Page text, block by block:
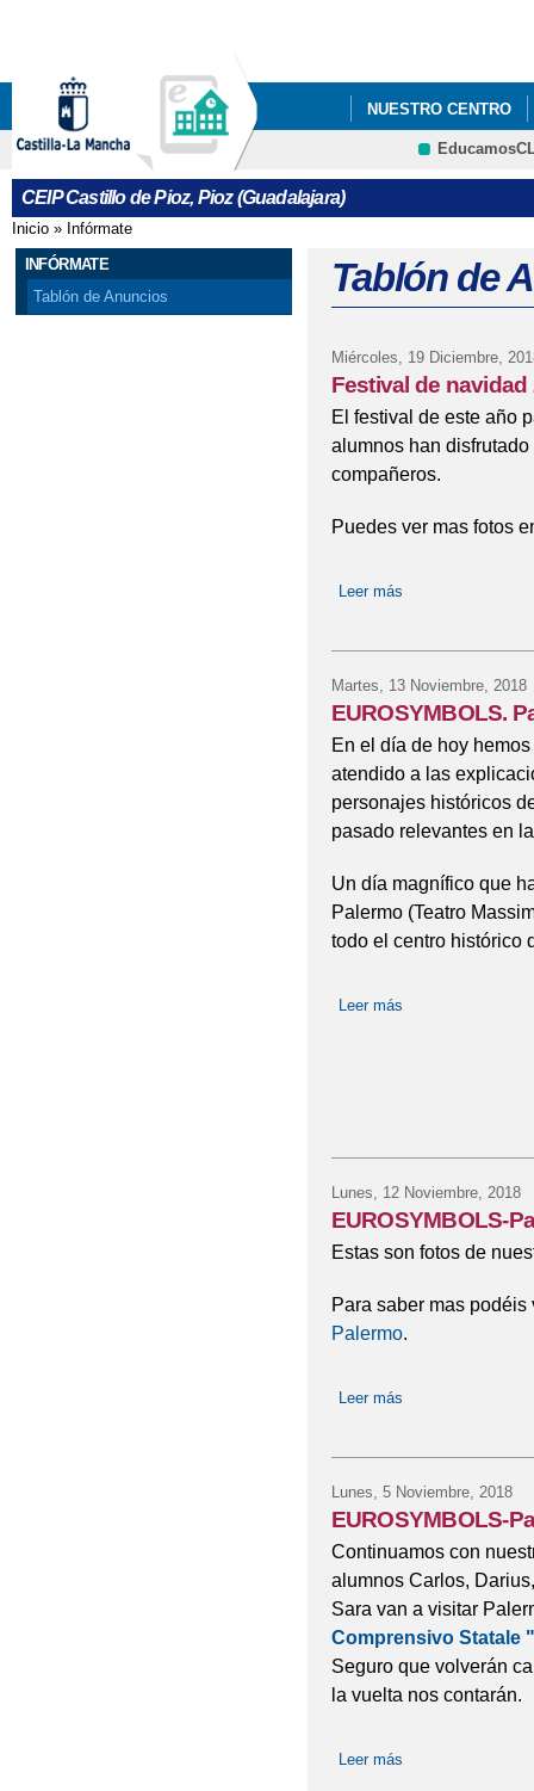
NUESTRO CENTRO
PROYECTO
CEIP Castillo de Pioz, Pioz (Guadalajara)
Se encuentra usted aquí
Inicio » Infórmate
INFÓRMATE
Tablón de Anuncios
Tablón de
Miércoles, 19 Diciembre,
Festival de navidad
El festival de este año
alumnos han
compañeros.
Puedes ver mas fotos
Leer más
Martes, 13 Noviembre, 2018
EUROSYMBOLS.
En el día de hoy
atendido a las
personajes históricos
pasado relevantes en
Un día magnífico que
Palermo (Teatro
todo el centro histórico
Leer más
Lunes, 12 Noviembre, 2018
EUROSYMBOLS-
Estas son fotos de
Para saber mas
Palermo.
Leer más
Lunes, 5 Noviembre, 2018
EUROSYMBOLS-
Continuamos con
alumnos Carlos,
Sara van a visitar
Comprensivo Statale
Seguro que volverán
la vuelta nos contarán.
Leer más